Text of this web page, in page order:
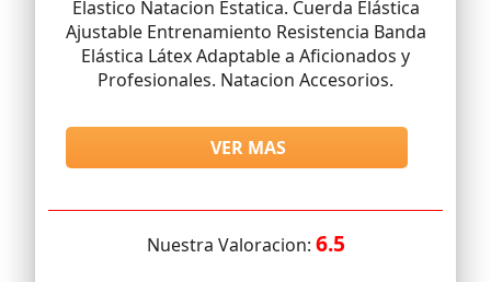
Elastico Natacion Estatica. Cuerda Elástica
Ajustable Entrenamiento Resistencia Banda
Elástica Látex Adaptable a Aficionados y
Profesionales. Natacion Accesorios.
VER MAS
Nuestra Valoracion: 6.5